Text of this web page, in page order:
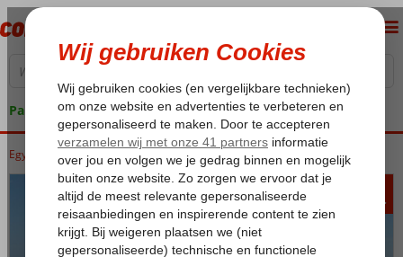
Pakketgarantie
Home
Egypte Rode Zee Marsa Alam Marsa Alam
p.p.